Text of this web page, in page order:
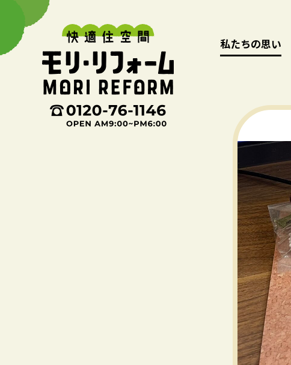
私たちの思い
私たちの思い